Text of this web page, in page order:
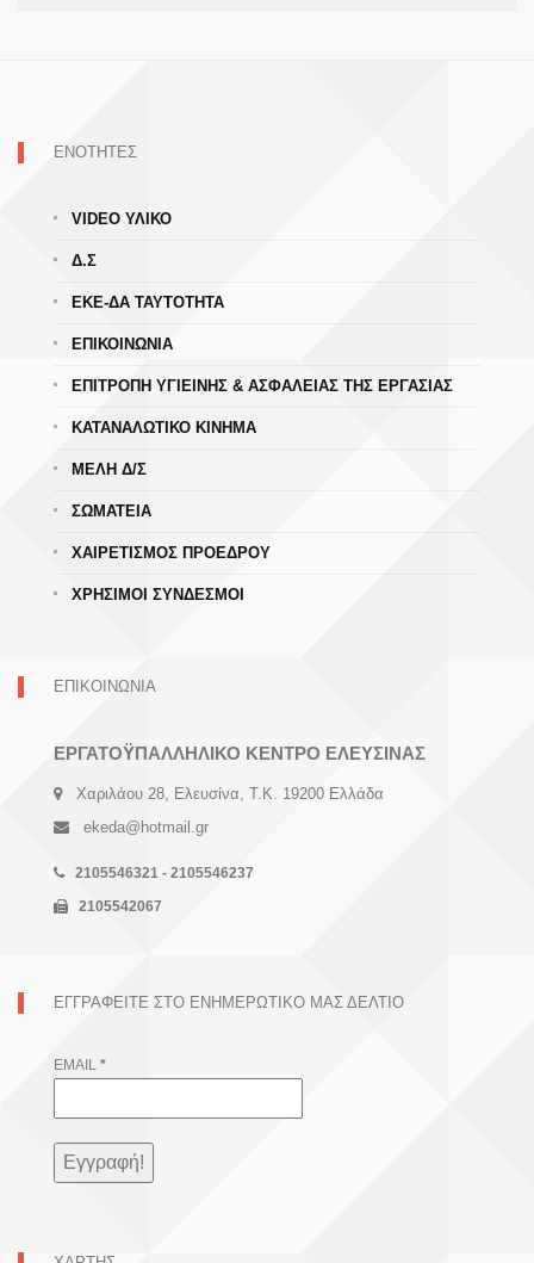
ΕΝΟΤΗΤΕΣ
VIDEO ΥΛΙΚΟ
Δ.Σ
ΕΚΕ-ΔΑ ΤΑΥΤΟΤΗΤΑ
ΕΠΙΚΟΙΝΩΝΙΑ
ΕΠΙΤΡΟΠΗ ΥΓΙΕΙΝΗΣ & ΑΣΦΑΛΕΙΑΣ ΤΗΣ ΕΡΓΑΣΙΑΣ
ΚΑΤΑΝΑΛΩΤΙΚΟ ΚΙΝΗΜΑ
ΜΕΛΗ Δ/Σ
ΣΩΜΑΤΕΙΑ
ΧΑΙΡΕΤΙΣΜΟΣ ΠΡΟΕΔΡΟΥ
ΧΡΗΣΙΜΟΙ ΣΥΝΔΕΣΜΟΙ
ΕΠΙΚΟΙΝΩΝΙΑ
ΕΡΓΑΤΟΫΠΑΛΛΗΛΙΚΟ ΚΕΝΤΡΟ ΕΛΕΥΣΙΝΑΣ
Χαριλάου 28, Ελευσίνα, Τ.Κ. 19200 Ελλάδα
ekeda@hotmail.gr
2105546321 - 2105546237
2105542067
ΕΓΓΡΑΦΕΊΤΕ ΣΤΟ ΕΝΗΜΕΡΩΤΙΚΌ ΜΑΣ ΔΕΛΤΊΟ
EMAIL *